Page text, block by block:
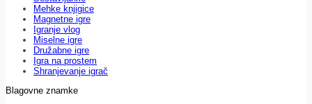
Mehke knjigice
Magnetne igre
Igranje vlog
Miselne igre
Družabne igre
Igra na prostem
Shranjevanje igrač
Blagovne znamke